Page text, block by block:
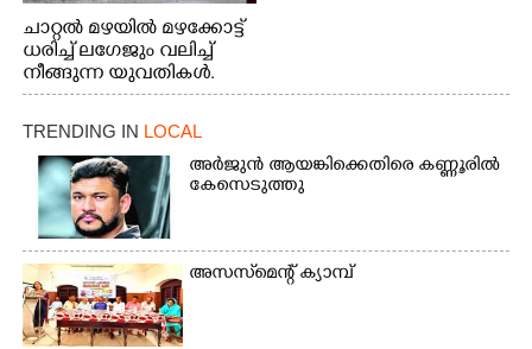
ചാറ്റൽ മഴയിൽ മഴക്കോട്ട്
ധരിച്ച് ലഗേജും വലിച്ച്
നീങ്ങുന്ന യുവതികൾ.
എറണാകുളം മേനകയിൽ
നിന്നുള്ള കാഴ്ച
TRENDING IN LOCAL
അർജുൻ ആയങ്കിക്കെതിരെ കണ്ണൂരിൽ
കേസെടുത്തു
അസസ്‌മെന്റ് ക്യാമ്പ്